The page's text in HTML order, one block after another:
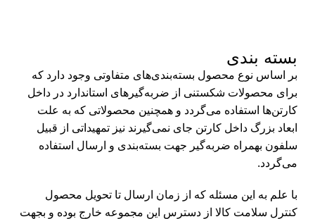
بسته بندی
بر اساس نوع محصول بسته‌بندی‌های متفاوتی وجود دارد که
برای محصولات شکستنی از ضربه‌گیرهای استاندارد در داخل
کارتن‌ها استفاده می‌گردد و همچنین محصولاتی که به علت
ابعاد بزرگ داخل کارتن جای نمی‌گیرند نیز تمهیداتی از قبیل
سلفون بهمراه ضربه‌گیر جهت بسته‌بندی و ارسال استفاده
می‌گردد.
با علم به این مسئله که از زمان ارسال تا تحویل محصول
کنترل سلامت کالا از دسترس این مجموعه خارج بوده و بجهت